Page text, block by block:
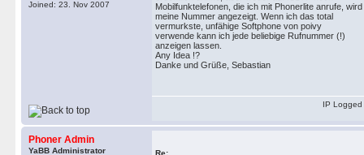
Joined: 23. Nov 2007
Mobilfunktelefonen, die ich mit Phonerlite anrufe, wird
meine Nummer angezeigt. Wenn ich das total
vermurkste, unfähige Softphone von poivy
verwende kann ich jede beliebige Rufnummer (!)
anzeigen lassen.
Any Idea !?
Danke und Grüße, Sebastian
IP Logged
Phoner Admin
YaBB Administrator
Re: